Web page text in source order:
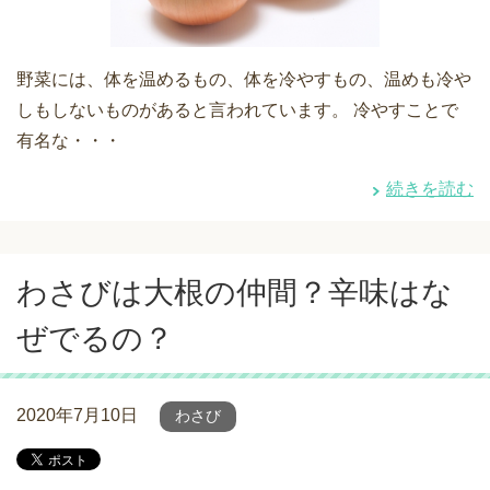
野菜には、体を温めるもの、体を冷やすもの、温めも冷や
しもしないものがあると言われています。 冷やすことで
有名な・・・
続きを読む
わさびは大根の仲間？辛味はな
ぜでるの？
2020年7月10日 わさび